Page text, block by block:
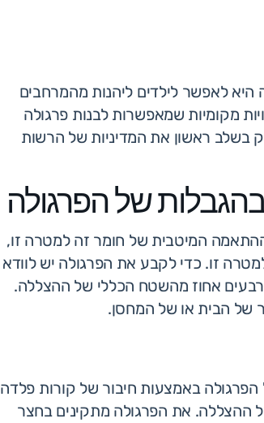
היא לאפשר לילדים ליהנות מהמרחבים
מקומיות שמאפשרות לבנות פרגולה
בשלב ראשון את המדיניות של הרשות
של הפרגולה
המיטבית של חומר זה למטרה זו,
זו. כדי לקבע את הפרגולה יש לוודא
אחוז מהשטח הכללי של ההצללה.
של הבית או של המחסן.
באמצעות חיבור של קורות פלדה
את הפרגולה מתקינים בחצר